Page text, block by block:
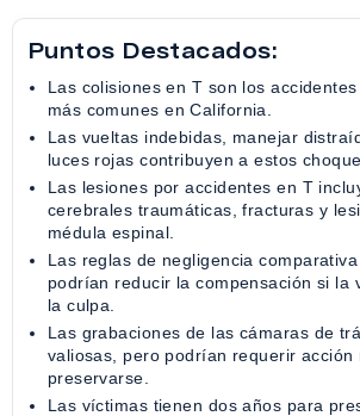
Puntos Destacados:
Las colisiones en T son los accidentes de intersección
más comunes en California.
Las vueltas indebidas, manejar distraído y pasarse las
luces rojas contribuyen a estos
Las lesiones por accidentes en T incluyen lesiones
cerebrales traumáticas, fracturas y
médula espinal.
Las reglas de negligencia comparativa de California
podrían reducir la compensación si la
la culpa.
Las grabaciones de las cámaras de tráfico pueden ser
valiosas, pero podrían requerir acción
preservarse.
Las víctimas tienen dos años para presentar una